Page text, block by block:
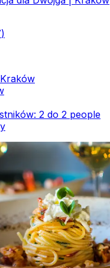
)
2 do 2 people